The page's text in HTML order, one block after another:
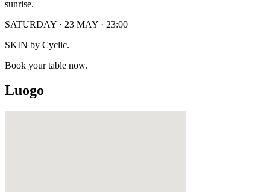
sunrise.
SATURDAY · 23 MAY · 23:00
SKIN by Cyclic.
Book your table now.
Luogo